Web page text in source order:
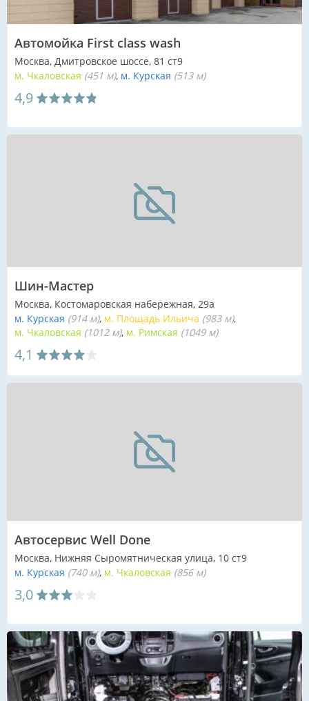
Автомойка First class wash
Москва, Дмитровское шоссе, 81 ст9
м. Чкаловская (451 м) м. Курская (513 м)
4,9
Шин-Мастер
Москва, Костомаровская набережная, 29а
м. Курская (914 м) м. Площадь Ильича (983 м)
м. Чкаловская (1012 м) м. Римская (1049 м)
4,1
Автосервис Well Done
Москва, Нижняя Сыромятническая улица, 10 ст9
м. Курская (740 м) м. Чкаловская (856 м)
3,0